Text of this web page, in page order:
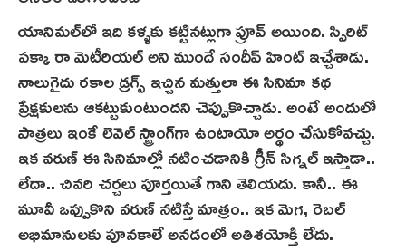
యానిమల్‌లో ఇది కళ్ళకు కట్టినట్లుగా ప్రూవ్ అయింది. స్పిరిట్
పక్కా రా మెటీరియల్ అని ముందే సందీప్ హింట్ ఇచ్చేశాడు.
నాలుగైదు రకాల డ్రగ్స్ ఇచ్చిన మత్తులా ఈ సినిమా కథ
ప్రేక్షకులను ఆకట్టుకుంటుందని చెప్పుకొచ్చాడు. అంటే అందులో
పాత్రలు ఇంకే లెవెల్ స్ట్రాంగ్‌గా ఉంటాయో అర్థం చేసుకోవచ్చు.
ఇక వరుణ్ ఈ సినిమాల్లో నటించడానికి గ్రీన్ సిగ్నల్ ఇస్తాడా..
లేదా.. చివరి చర్చలు పూర్తయితే గాని తెలియదు. కానీ.. ఈ
మూవీ ఒప్పుకొని వ‌రుణ్‌ నటిస్తే మాత్రం.. ఇక మెగ‌, రెబ‌ల్
అభిమానుల‌కు పూనకాలే అన‌డంలో అతిశ‌యోక్తి లేదు.